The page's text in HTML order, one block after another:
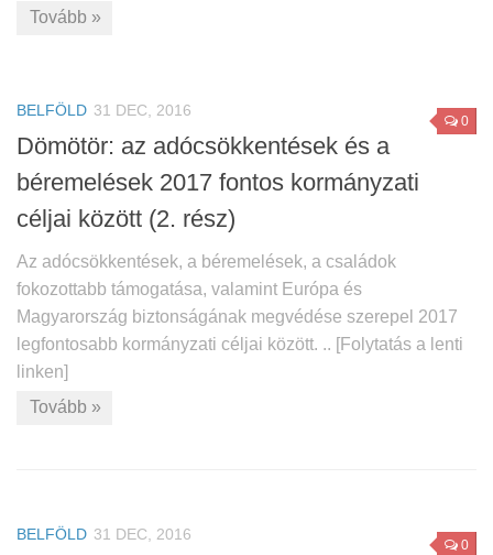
Tovább »
0
BELFÖLD 31 DEC, 2016
Dömötör: az adócsökkentések és a
béremelések 2017 fontos kormányzati
céljai között (2. rész)
Az adócsökkentések, a béremelések, a családok
fokozottabb támogatása, valamint Európa és
Magyarország biztonságának megvédése szerepel 2017
legfontosabb kormányzati céljai között. .. [Folytatás a lenti
linken]
Tovább »
0
BELFÖLD 31 DEC, 2016